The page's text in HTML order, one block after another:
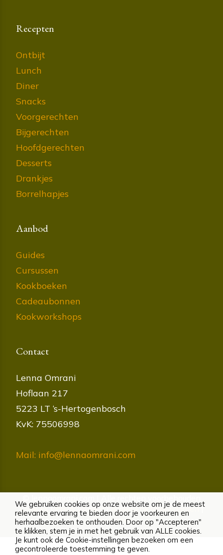
Recepten
Ontbijt
Lunch
Diner
Snacks
Voorgerechten
Bijgerechten
Hoofdgerechten
Desserts
Drankjes
Borrelhapjes
Aanbod
Guides
Cursussen
Kookboeken
Cadeaubonnen
Kookworkshops
Contact
Lenna Omrani
Hoflaan 217
5223 LT ‘s-Hertogenbosch
KvK: 75506998
Mail: info@lennaomrani.com
Cookies|Privacybeleid|Algemene voorwaarden|
Disclaimer
We gebruiken cookies op onze website om je de meest
relevante ervaring te bieden door je voorkeuren en
herhaalbezoeken te onthouden. Door op "Accepteren"
te klikken, stem je in met het gebruik van ALLE cookies.
Je kunt ook de Cookie-instellingen bezoeken om een
gecontroleerde toestemming te geven.